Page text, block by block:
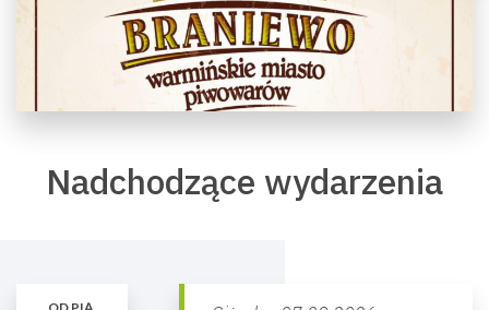
Nadchodzące wydarzenia